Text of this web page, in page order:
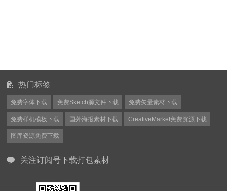
热门标签
免费字体下载 免费Sketch源文件下载 免费矢量素材下载
免费样机模板下载 国外海报素材下载 CreativeMarket免费资源下载
图库资源免费下载
关注订阅号下载打包素材